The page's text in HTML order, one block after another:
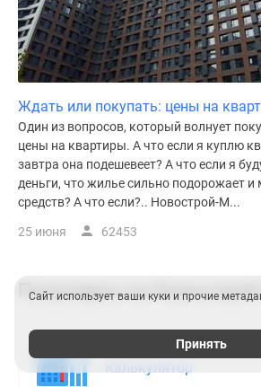
Ждать или покупать: цены на
Один из вопросов, который волнует
цены на квартиры. А что если я куплю
завтра она подешевеет? А что если я
деньги, что жилье сильно подорожает и
средств? А что если?.. Новострой-М...
25 июня 62453
Популярно на
Расчет ипотеки для ЖК
Калькулятор
Сайт использует ваши куки и прочие
Принять